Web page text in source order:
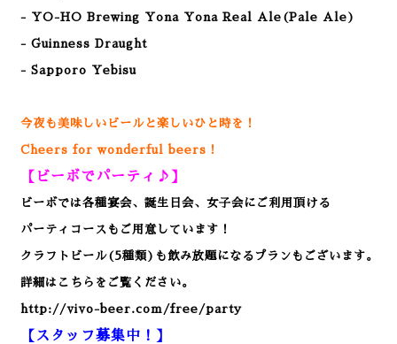
- YO-HO Brewing Yona Yona Real Ale(Pale Ale)
- Guinness Draught
- Sapporo Yebisu
今夜も美味しいビールと楽しいひと時を！
Cheers for wonderful beers！
【ビーボでパーティ♪】
ビーボでは各種宴会、誕生日会、女子会にご利用頂ける
パーティコースもご用意しています！
クラフトビール(5種類)も飲み放題になるプランもございます。
詳細はこちらをご覧ください。
http://vivo-beer.com/free/party
【スタッフ募集中！】